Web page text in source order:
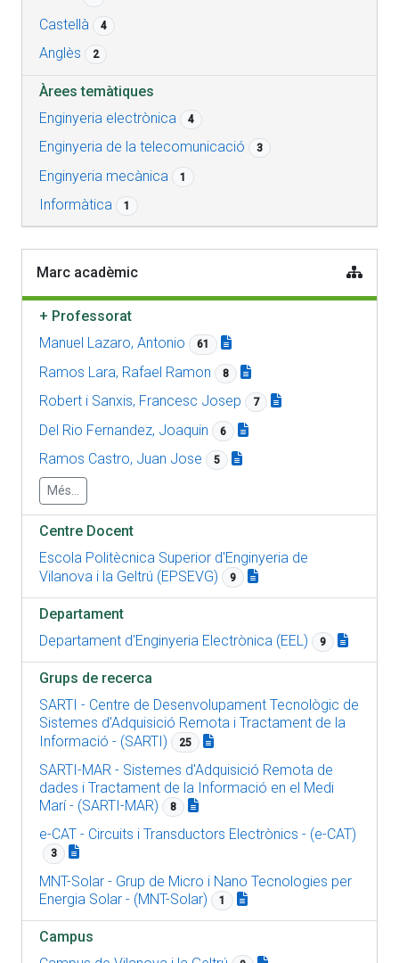
Castellà 4
Anglès 2
Àrees temàtiques
Enginyeria electrònica
4
Enginyeria de la telecomunicació 3
Enginyeria mecànica 1
Informàtica 1
Marc acadèmic
+ Professorat
Manuel Lazaro, Antonio
61
Ramos Lara, Rafael Ramon 8
Robert i Sanxis, Francesc Josep 7
Del Rio Fernandez, Joaquin 6
Ramos Castro, Juan Jose 5
Més...
Centre Docent
Escola Politècnica Superior d'Enginyeria de
Vilanova i la Geltrú (EPSEVG)
9
Departament
Departament d'Enginyeria Electrònica (EEL)
9
Grups de recerca
SARTI - Centre de Desenvolupament Tecnològic de
Sistemes d'Adquisició Remota i Tractament de la
Informació - (SARTI)
25
SARTI-MAR - Sistemes d'Adquisició Remota de
dades i Tractament de la Informació en el Medi
Marí - (SARTI-MAR)
8
e-CAT - Circuits i Transductors Electrònics - (e-CAT)
3
MNT-Solar - Grup de Micro i Nano Tecnologies per
Energia Solar - (MNT-Solar)
1
Campus